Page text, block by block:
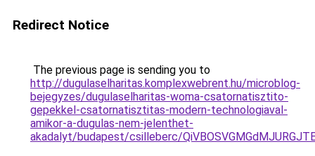
Redirect Notice
The previous page is sending you to
http://dugulaselharitas.komplexwebrent.hu/microblog-
bejegyzes/dugulaselharitas-woma-csatornatisztito-
gepekkel-csatornatisztitas-modern-technologiaval-
amikor-a-dugulas-nem-jelenthet-
akadalyt/budapest/csilleberc/